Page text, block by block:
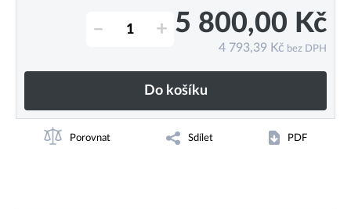
– + 5 800,00 Kč
4 793,39 Kč bez DPH
Do košíku
Porovnat Sdílet PDF